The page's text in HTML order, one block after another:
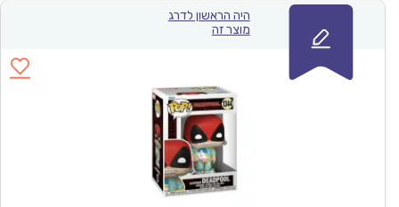
היה הראשון לדרג
מוצר זה